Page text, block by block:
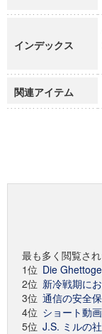
インデックス
関連アイテム
最も多く閲覧さ
1位 Die
2位 新冷戦期に
3位 通信の安全
4位 ショート動
5位 J.S. ミルの